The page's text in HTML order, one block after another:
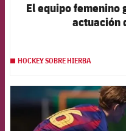
El equipo femenino
actuación
HOCKEY SOBRE HIERBA